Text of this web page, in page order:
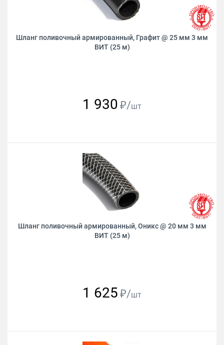
Шланг поливочный армированный, Графит @ 25 мм 3 мм
ВИТ (25 м)
1 930 ₽/шт
Шланг поливочный армированный, Оникс @ 20 мм 3 мм
ВИТ (25 м)
1 625 ₽/шт